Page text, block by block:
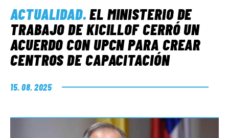
ACTUALIDAD.EL MINISTERIO DE
TRABAJO DE KICILLOF CERRÓ UN
ACUERDO CON UPCN PARA CREAR
CENTROS DE CAPACITACIÓN
15. 08. 2025